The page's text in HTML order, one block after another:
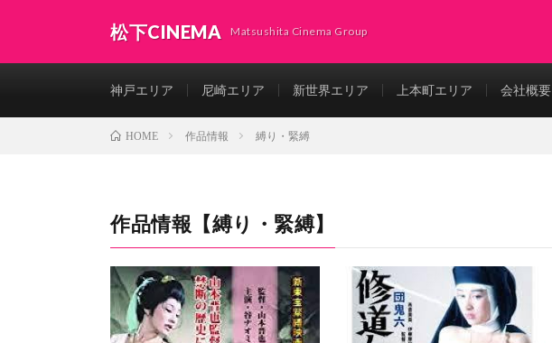
松下CINEMA Matsushita Cinema Group
神戸エリア 尼崎エリア 新世界エリア 上本町エリア 会社概要
HOME 作品情報 縛り・緊縛
作品情報【縛り・緊縛】